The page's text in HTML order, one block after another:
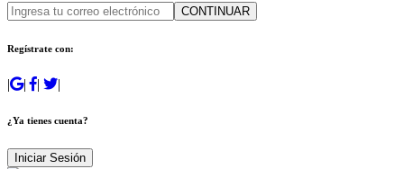
CONTINUAR
Regístrate con:
| | | |
¿Ya tienes cuenta?
Iniciar Sesión